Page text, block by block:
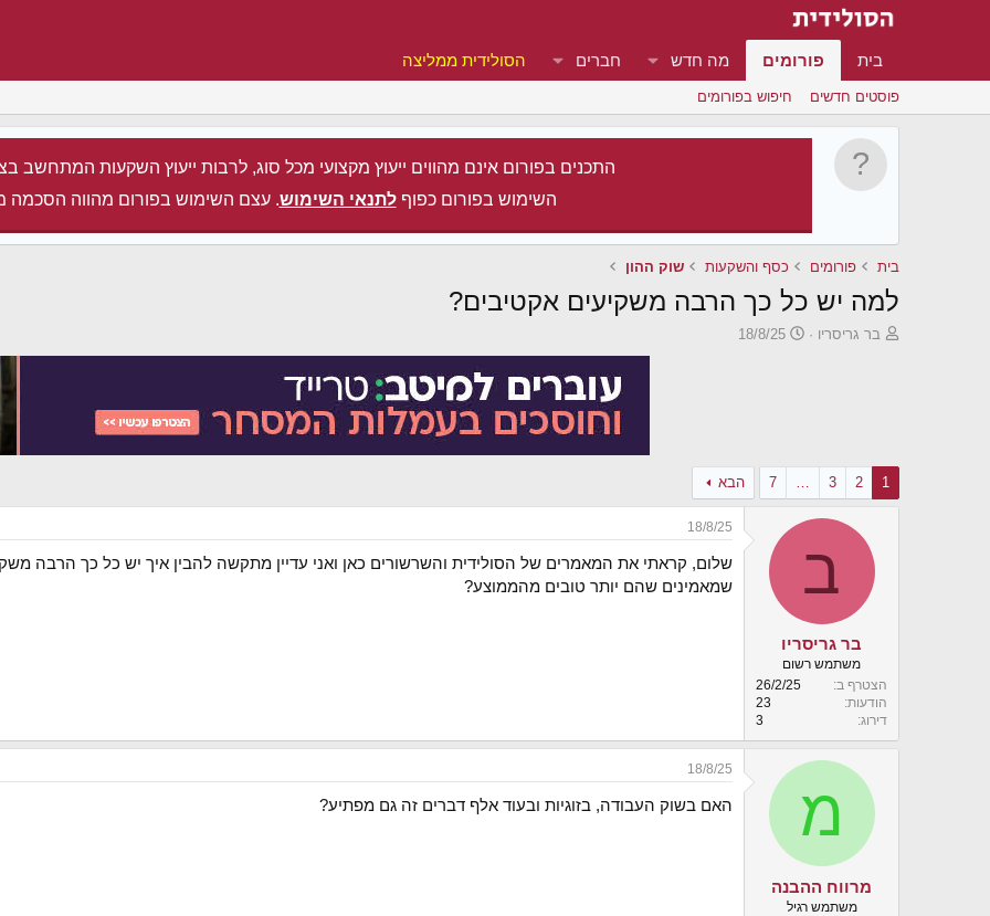
בית פורומים מה חדש חברים הסולידית ממליצה
פוסטים חדשים חיפוש בפורומים
התכנים בפורום אינם מהווים ייעוץ מקצועי מכל סוג, לרבות ייעוץ השקעות המתחשב
השימוש בפורום כפוףלתנאי השימוש. עצם השימוש בפורום מהווה הסכמה
בית פורומים כסף והשקעות שוק ההון
למה יש כל כך הרבה משקיעים אקטיבים?
פ
ש
בר גריסריו
פ
א
ך
18/8/25
1
2
3
7 הבא
ב
בר גריסריו
משתמש רשום
הצטרף ב
26/2/25
הודעות
23
דירוג
3
18/8/25
שלום, קראתי את המאמרים של הסולידית והשרשורים כאן ואני עדיין מתקשה להבין איך יש כל כך הרבה
שמאמינים שהם יותר טובים מהממוצע?
מ
מרווח ההבנה
משתמש רגיל
18/8/25
האם בשוק העבודה, בזוגיות ובעוד אלף דברים זה גם מפתיע?